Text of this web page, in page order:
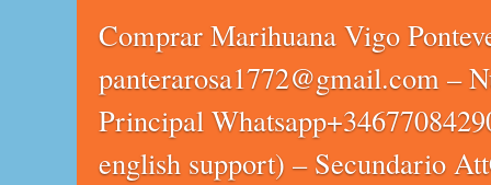
Comprar Marihuana Vigo
panterarosa1772@gmail.com –
Principal
english support) – Secundario